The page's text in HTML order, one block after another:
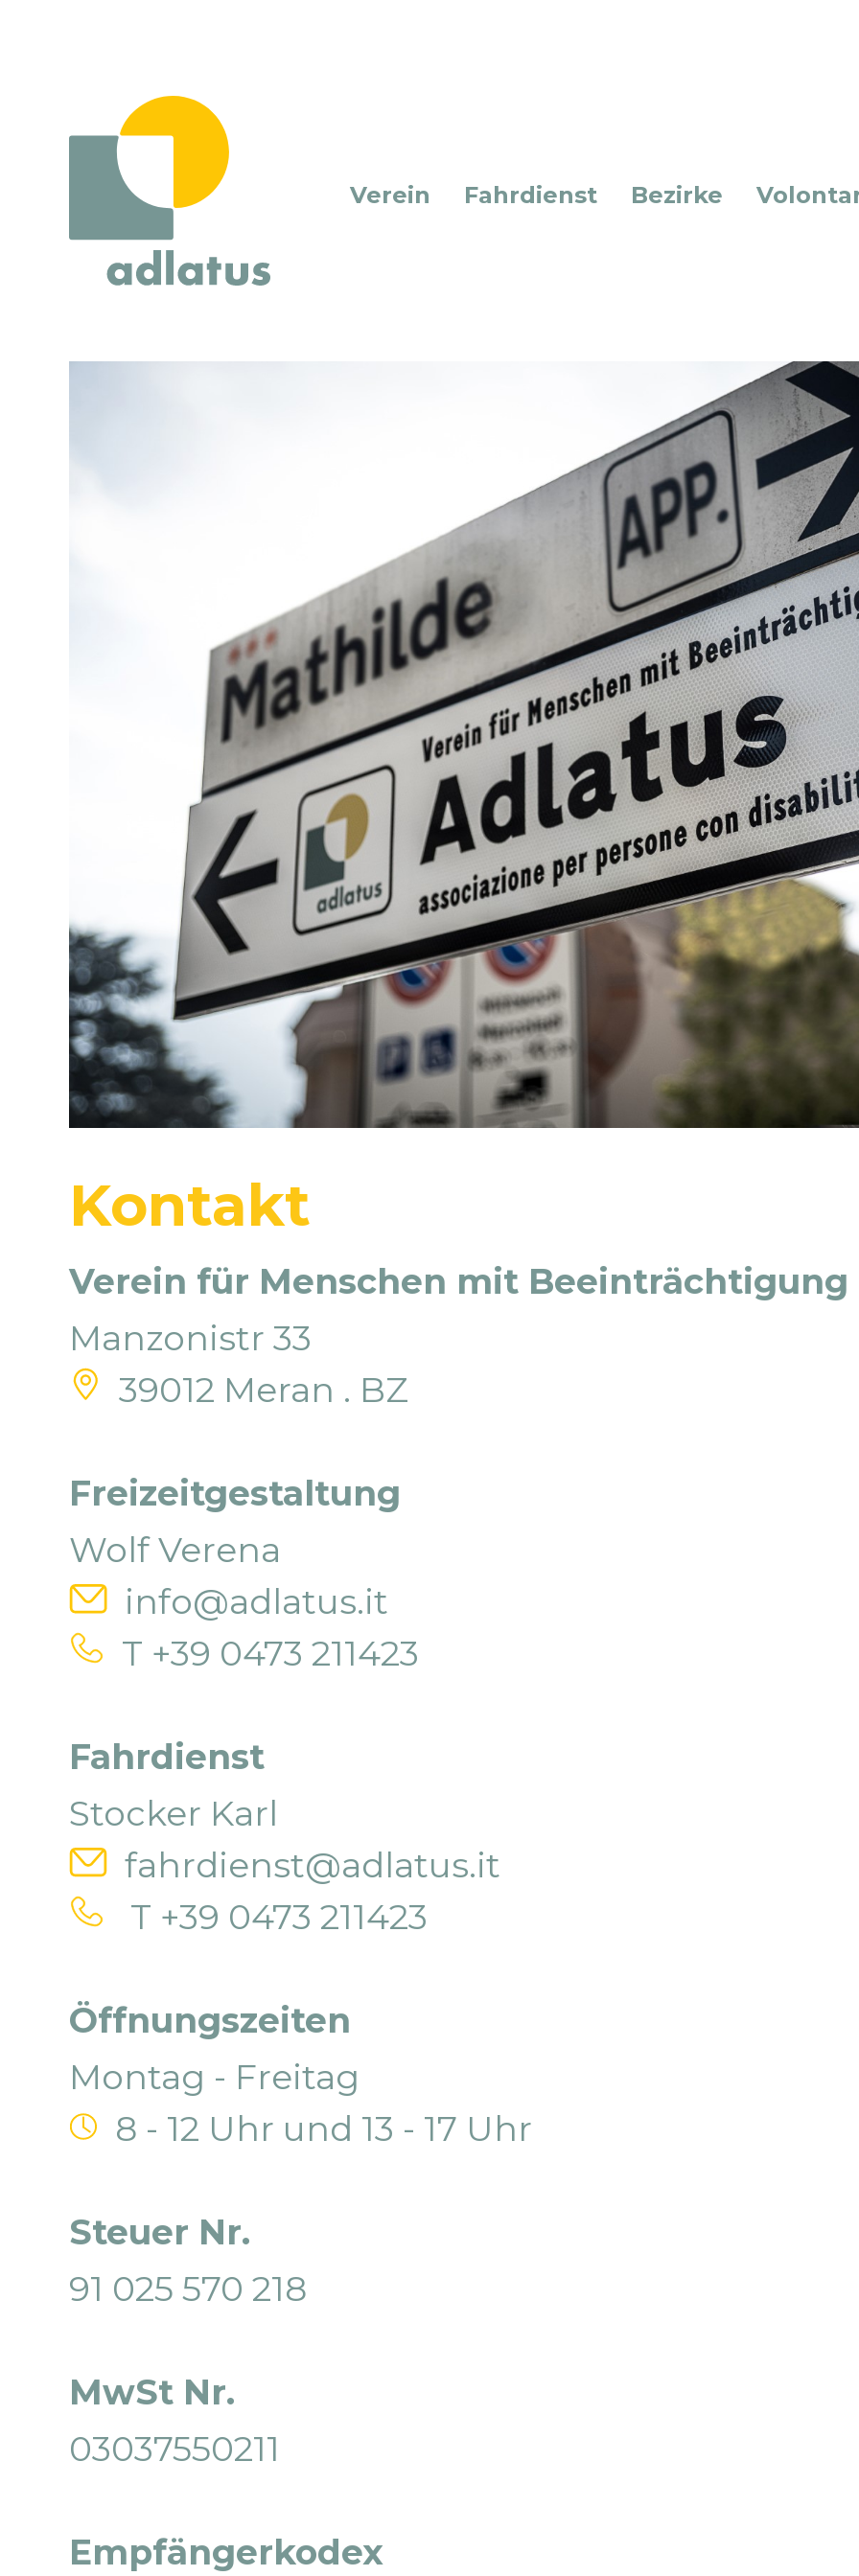
Verein Fahrdienst Bezirke
Kontakt
Verein für Menschen mit Beeinträchtigung
Manzonistr 33
39012 Meran . BZ
Freizeitgestaltung
Wolf Verena
info@adlatus.it
T +39 0473 211423
Fahrdienst
Stocker Karl
fahrdienst@adlatus.it
T +39 0473 211423
Öffnungszeiten
Montag - Freitag
8 - 12 Uhr und 13 - 17 Uhr
Steuer Nr.
91 025 570 218
MwSt Nr.
03037550211
Empfängerkodex